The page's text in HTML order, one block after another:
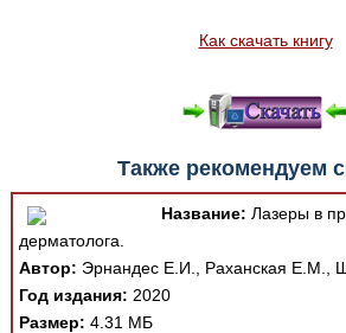
Как скачать книгу
Также рекомендуем
Название: Лазеры в
дерматолога.
Автор: Эрнандес Е.И., Раханская Е.М.,
Год издания: 2020
Размер: 4.31 МБ